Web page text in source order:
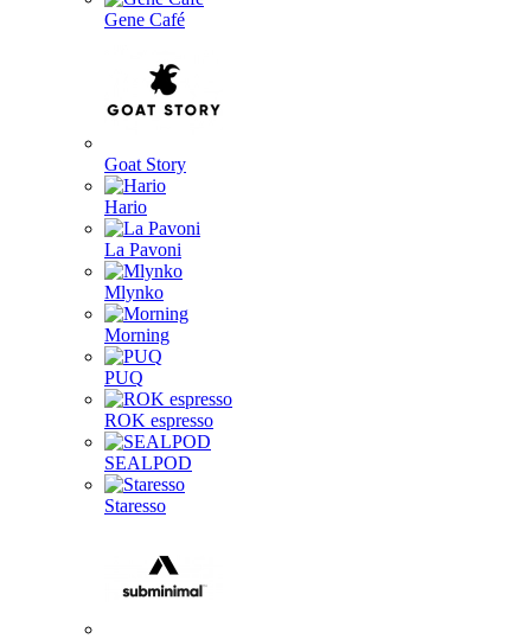
Gene Café
Goat Story
Hario
La Pavoni
Mlynko
Morning
PUQ
ROK espresso
SEALPOD
Staresso